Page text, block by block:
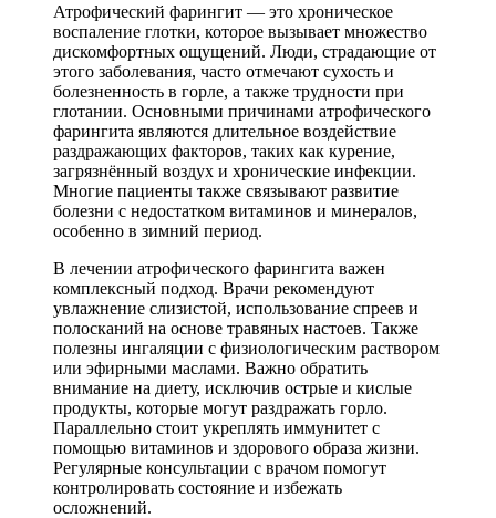
Атрофический фарингит — это хроническое
воспаление глотки, которое вызывает множество
дискомфортных ощущений. Люди, страдающие от
этого заболевания, часто отмечают сухость и
болезненность в горле, а также трудности при
глотании. Основными причинами атрофического
фарингита являются длительное воздействие
раздражающих факторов, таких как курение,
загрязнённый воздух и хронические инфекции.
Многие пациенты также связывают развитие
болезни с недостатком витаминов и минералов,
особенно в зимний период.
В лечении атрофического фарингита важен
комплексный подход. Врачи рекомендуют
увлажнение слизистой, использование спреев и
полосканий на основе травяных настоев. Также
полезны ингаляции с физиологическим раствором
или эфирными маслами. Важно обратить
внимание на диету, исключив острые и кислые
продукты, которые могут раздражать горло.
Параллельно стоит укреплять иммунитет с
помощью витаминов и здорового образа жизни.
Регулярные консультации с врачом помогут
контролировать состояние и избежать
осложнений.